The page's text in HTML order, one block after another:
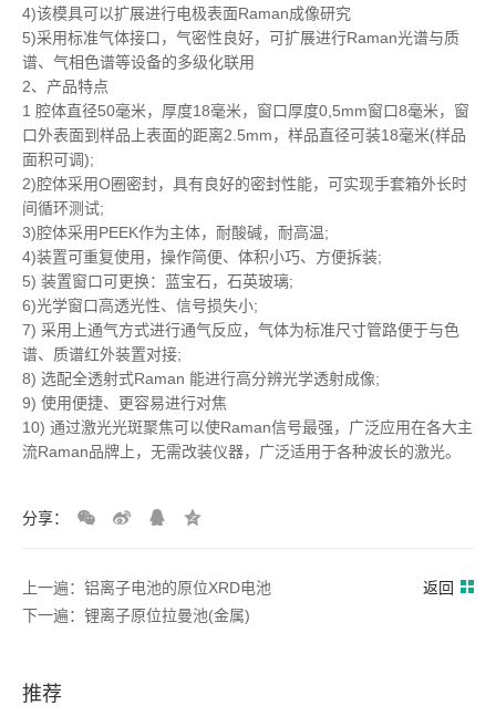
4)该模具可以扩展进行电极表面Raman成像研究
5)采用标准气体接口，气密性良好，可扩展进行Raman光谱与质
谱、气相色谱等设备的多级化联用
2、产品特点
1 腔体直径50毫米，厚度18毫米，窗口厚度0,5mm窗口8毫米，窗
口外表面到样品上表面的距离2.5mm，样品直径可装18毫米(样品
面积可调);
2)腔体采用O圈密封，具有良好的密封性能，可实现手套箱外长时
间循环测试;
3)腔体采用PEEK作为主体，耐酸碱，耐高温;
4)装置可重复使用，操作简便、体积小巧、方便拆装;
5) 装置窗口可更换：蓝宝石，石英玻璃;
6)光学窗口高透光性、信号损失小;
7) 采用上通气方式进行通气反应，气体为标准尺寸管路便于与色
谱、质谱红外装置对接;
8) 选配全透射式Raman 能进行高分辨光学透射成像;
9) 使用便捷、更容易进行对焦
10) 通过激光光斑聚焦可以使Raman信号最强，广泛应用在各大主
流Raman品牌上，无需改装仪器，广泛适用于各种波长的激光。
分享：
上一遍：铝离子电池的原位XRD电池
返回
下一遍：锂离子原位拉曼池(金属)
推荐